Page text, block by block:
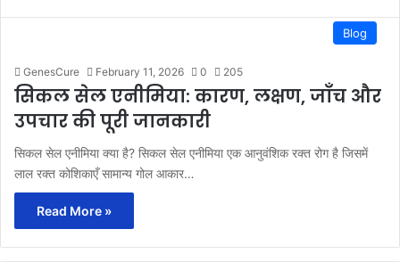
Blog
GenesCure February 11, 2026 0 205
सिकल सेल एनीमिया: कारण, लक्षण, जाँच और
उपचार की पूरी जानकारी
सिकल सेल एनीमिया क्या है? सिकल सेल एनीमिया एक आनुवंशिक रक्त रोग है जिसमें
लाल रक्त कोशिकाएँ सामान्य गोल आकार…
Read More »